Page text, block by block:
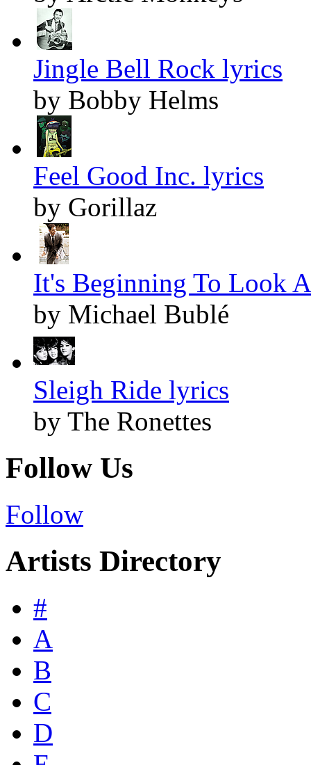
Jingle Bell Rock lyrics
by Bobby Helms
Feel Good Inc. lyrics
by Gorillaz
It's Beginning To Look
by Michael Bublé
Sleigh Ride lyrics
by The Ronettes
Follow Us
Follow
Artists Directory
#
A
B
C
D